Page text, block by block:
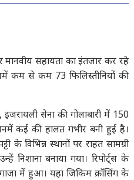
मानवीय सहायता का इंतजार कर रहे
कम से कम 73 फिलिस्तीनियों की
सेना की गोलाबारी में 150
कई की हालत गंभीर बनी हुई है।
के विभिन्न स्थानों पर राहत सामग्री
बनाया गया। रिपोर्ट्स के
में हुआ। यहां जिकिम क्रॉसिंग के